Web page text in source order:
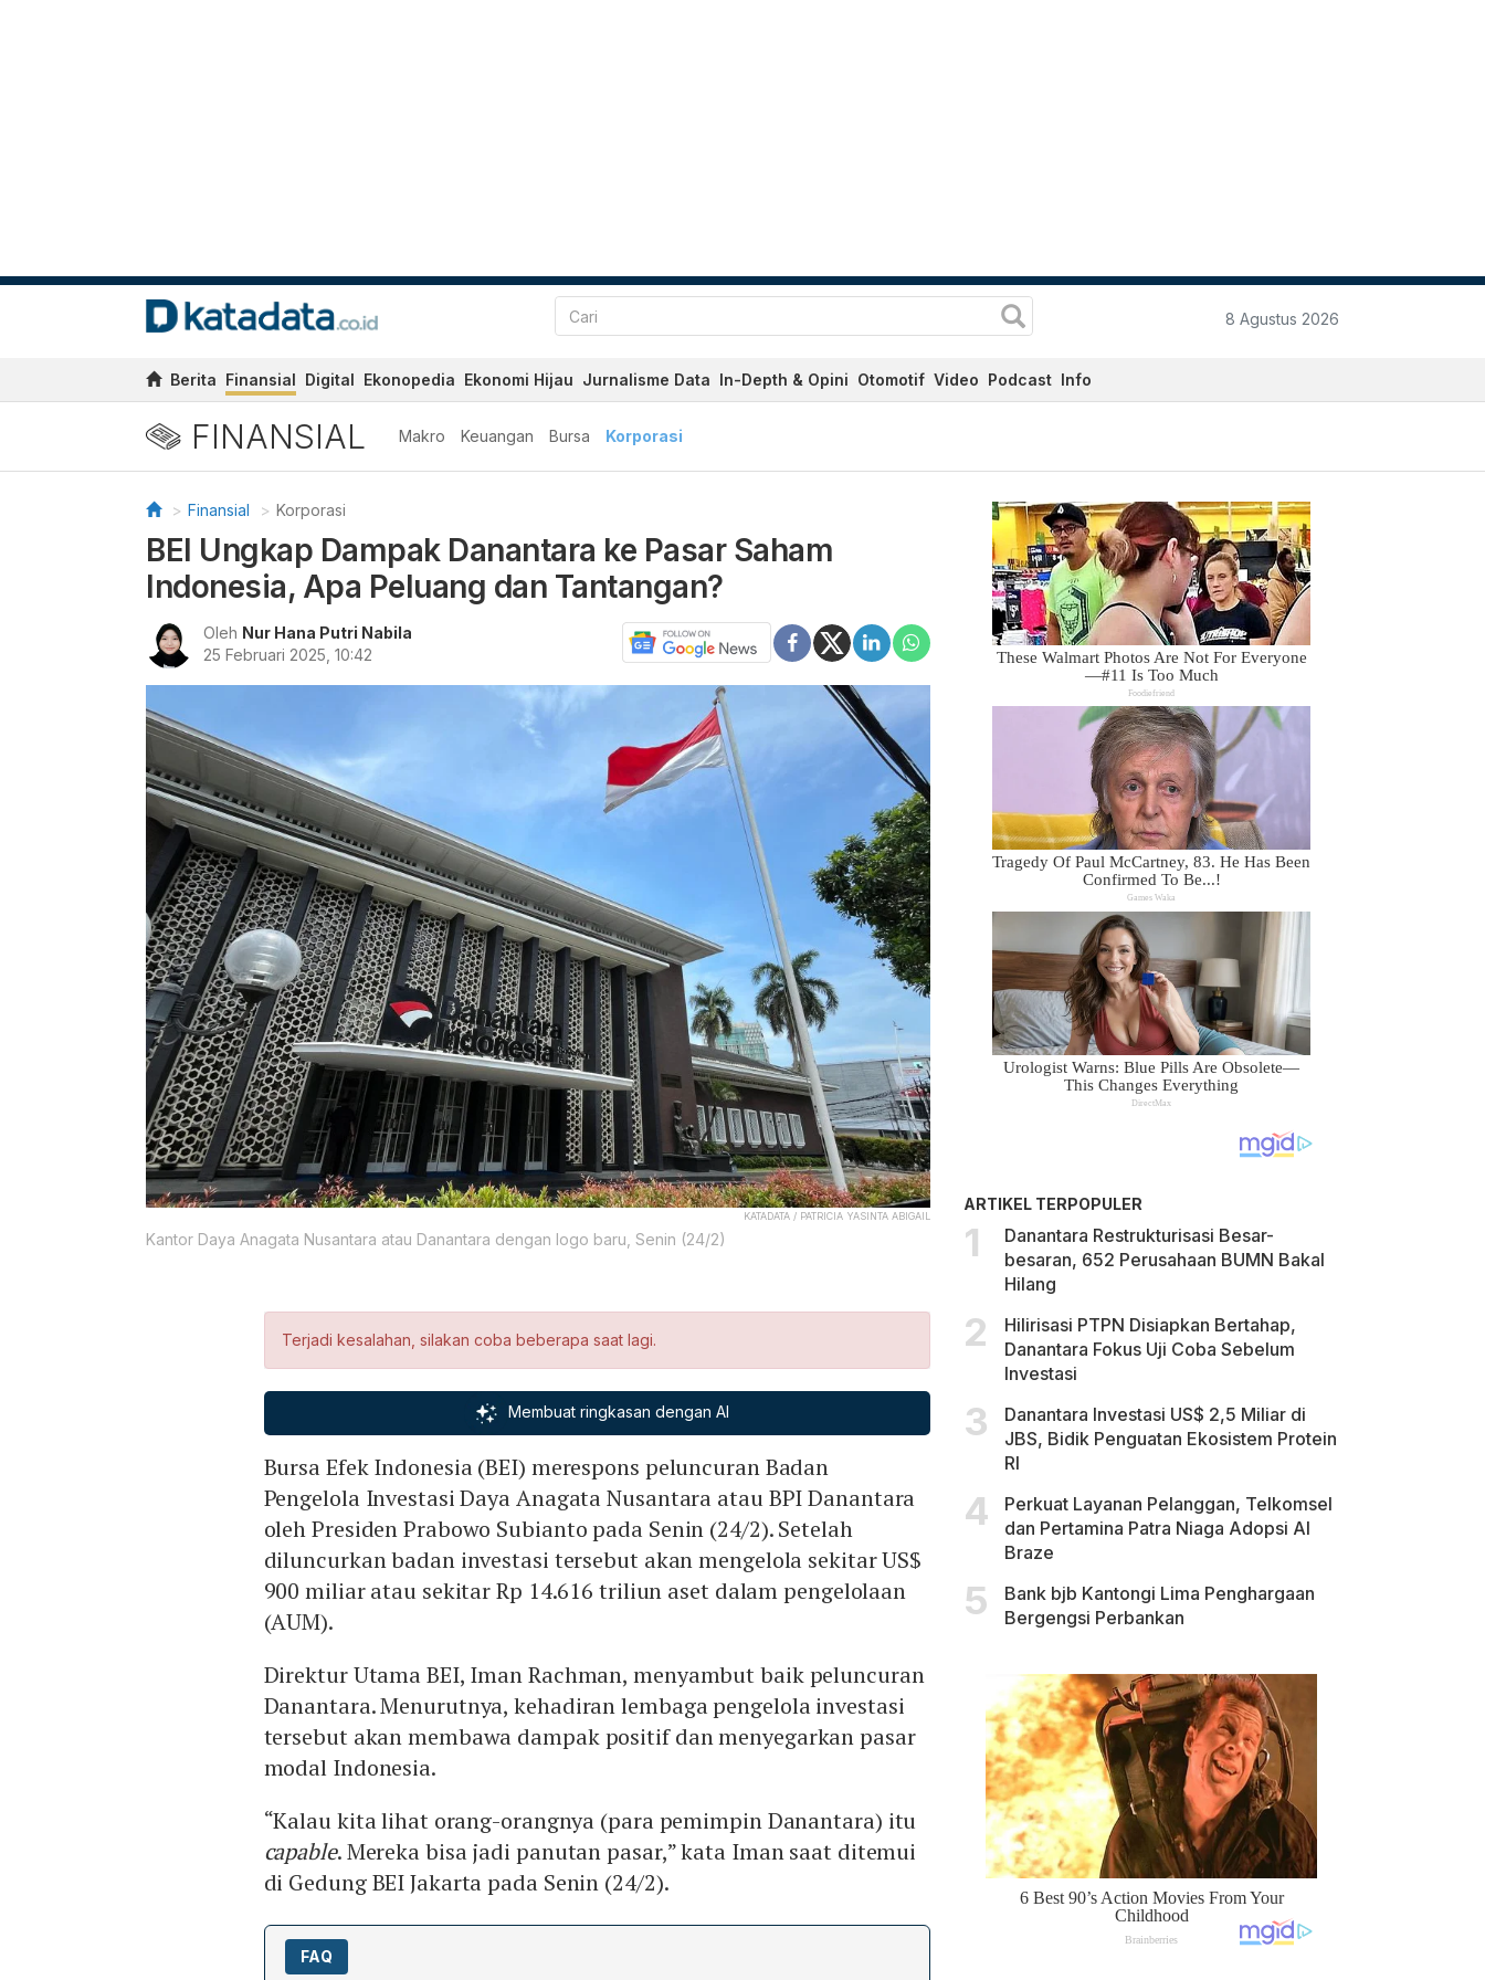
8 Agustus 2026
Berita Finansial Digital Ekonopedia Ekonomi Hijau Jurnalisme Data In-Depth & Opini Otomotif Video Podcast Info
FINANSIAL Makro Keuangan Bursa Korporasi
Finansial Korporasi
BEI Ungkap Dampak Danantara ke Pasar Saham
Indonesia, Apa Peluang dan Tantangan?
Oleh Nur Hana Putri Nabila
25 Februari 2025, 10:42
KATADATA / PATRICIA YASINTA ABIGAIL
Kantor Daya Anagata Nusantara atau Danantara dengan logo baru, Senin (24/2)
Terjadi kesalahan, silakan coba beberapa saat lagi.
Membuat ringkasan dengan AI
Bursa Efek Indonesia (BEI) merespons peluncuran Badan
Pengelola Investasi Daya Anagata Nusantara atau BPI Danantara
oleh Presiden Prabowo Subianto pada Senin (24/2). Setelah
diluncurkan badan investasi tersebut akan mengelola sekitar US$
900 miliar atau sekitar Rp 14.616 triliun aset dalam pengelolaan
(AUM).
Direktur Utama BEI, Iman Rachman, menyambut baik peluncuran
Danantara. Menurutnya, kehadiran lembaga pengelola investasi
tersebut akan membawa dampak positif dan menyegarkan pasar
modal Indonesia.
“Kalau kita lihat orang-orangnya (para pemimpin Danantara) itu
capable. Mereka bisa jadi panutan pasar,” kata Iman saat ditemui
di Gedung BEI Jakarta pada Senin (24/2).
FAQ
ARTIKEL TERPOPULER
Danantara Restrukturisasi Besar-
besaran, 652 Perusahaan BUMN Bakal
Hilang
Hilirisasi PTPN Disiapkan Bertahap,
Danantara Fokus Uji Coba Sebelum
Investasi
Danantara Investasi US$ 2,5 Miliar di
JBS, Bidik Penguatan Ekosistem Protein
RI
Perkuat Layanan Pelanggan, Telkomsel
dan Pertamina Patra Niaga Adopsi AI
Braze
Bank bjb Kantongi Lima Penghargaan
Bergengsi Perbankan